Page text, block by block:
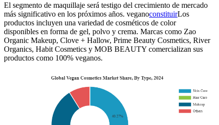
El segmento de maquillaje será testigo del crecimiento de mercado
más significativo en los próximos años. veganoconstituirLos
productos incluyen una variedad de cosméticos de color
disponibles en forma de gel, polvo y crema. Marcas como Zao
Organic Makeup, Clove + Hallow, Prime Beauty Cosmetics, River
Organics, Habit Cosmetics y MOB BEAUTY comercializan sus
productos como 100% veganos.